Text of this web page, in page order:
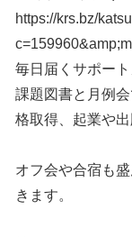
https://krs.bz/
毎日届くサポー
課題図書と月例
格取得、起業や
オフ会や合宿も
きます。